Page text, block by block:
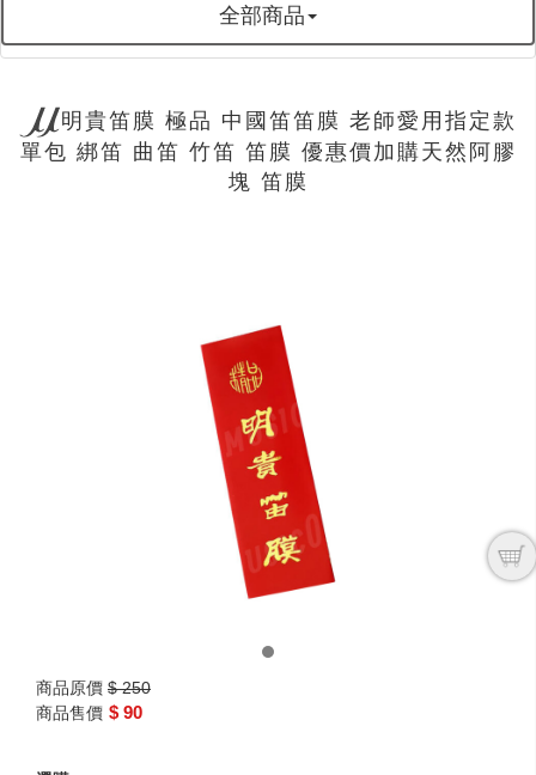
全部商品
明貴笛膜 極品 中國笛笛膜 老師愛用指定款
單包 綁笛 曲笛 竹笛 笛膜 優惠價加購天然阿膠
塊 笛膜
商品原價 $ 250
商品售價 $ 90